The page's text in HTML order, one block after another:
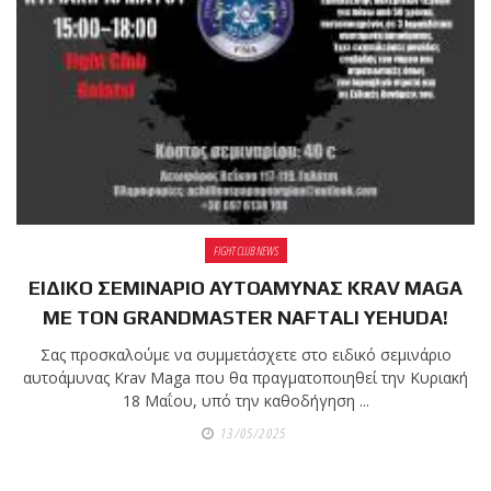
Ιωάννη
Θεοφάνους
με την υποστήριξη της
Sejoy Hellas.
Οι αθλητές
του Fight
Club Galatsi
ολοκλήρωσαν με επιτυχία
τις καλοκαιρινές
ζωνών!
Με μεγάλη
FIGHT CLUB NEWS
ΕΙΔΙΚΟ ΣΕΜΙΝΑΡΙΟ ΑΥΤΟΑΜΥΝΑΣ KRAV MAGA
ΜΕ ΤΟΝ GRANDMASTER NAFTALI YEHUDA!
Σας προσκαλούμε να συμμετάσχετε στο ειδικό σεμινάριο
αυτοάμυνας Krav Maga που θα πραγματοποιηθεί την Κυριακή
18 Μαΐου, υπό την καθοδήγηση ...
13/05/2025